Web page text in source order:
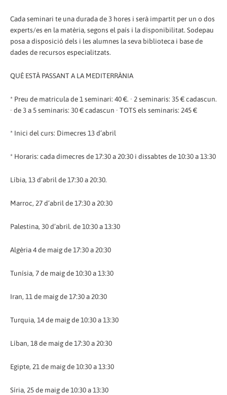
Cada seminari te una durada de 3 hores i serà impartit per un o dos
experts/es en la matèria, segons el país i la disponibilitat. Sodepau
posa a disposició dels i les alumnes la seva biblioteca i base de
dades de recursos especialitzats.
QUÈ ESTÀ PASSANT A LA MEDITERRÀNIA
* Preu de matricula de 1 seminari: 40 €. · 2 seminaris: 35 € cadascun.
· de 3 a 5 seminaris: 30 € cadascun · TOTS els seminaris: 245 €
* Inici del curs: Dimecres 13 d’abril
* Horaris: cada dimecres de 17:30 a 20:30 i dissabtes de 10:30 a 13:30
Líbia, 13 d’abril de 17:30 a 20:30.
Marroc, 27 d’abril de 17:30 a 20:30
Palestina, 30 d’abril. de 10:30 a 13:30
Algèria 4 de maig de 17:30 a 20:30
Tunísia, 7 de maig de 10:30 a 13:30
Iran, 11 de maig de 17:30 a 20:30
Turquia, 14 de maig de 10:30 a 13:30
Líban, 18 de maig de 17:30 a 20:30
Egipte, 21 de maig de 10:30 a 13:30
Síria, 25 de maig de 10:30 a 13:30